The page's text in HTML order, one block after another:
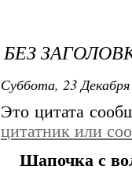
БЕЗ
Суббота, 23
Это цитата
цитатник или
Шапочка с